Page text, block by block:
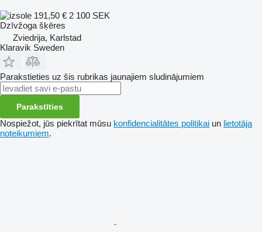
191,50 € 2 100 SEK
Dzīvžoga šķēres
Zviedrija, Karlstad
Klaravik Sweden
Parakstieties uz šis rubrikas jaunajiem sludinājumiem
Parakstīties
Nospiežot, jūs piekrītat mūsu konfidencialitātes politikai un lietotāja
noteikumiem.